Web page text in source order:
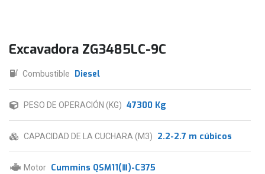
Excavadora ZG3485LC-9C
Combustible Diesel
PESO DE OPERACIÓN (KG) 47300 Kg
CAPACIDAD DE LA CUCHARA (M3) 2.2-2.7 m cúbicos
Motor Cummins QSM11(Ⅲ)-C375